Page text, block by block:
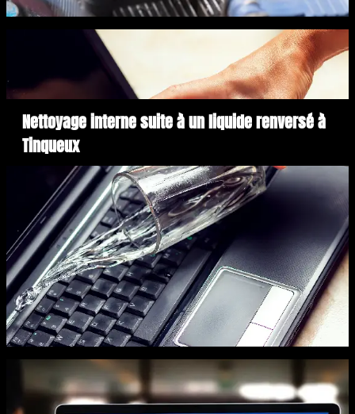
Nettoyage interne suite à un liquide renversé à
Tinqueux